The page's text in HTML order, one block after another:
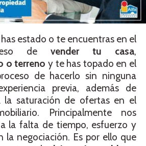
estado o te encuentras en el
de vender tu casa,
o terreno y te has topado en el
de hacerlo sin ninguna
previa, además de
la saturación de ofertas en el
Principalmente nos
la falta de tiempo, esfuerzo y
la negociación. Es por ello que